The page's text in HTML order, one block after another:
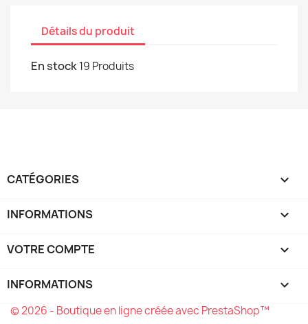
Détails du produit
En stock19 Produits
CATÉGORIES 
INFORMATIONS 
VOTRE COMPTE 
INFORMATIONS keyboard_arrow_down
© 2026 - Boutique en ligne créée avec PrestaShop™